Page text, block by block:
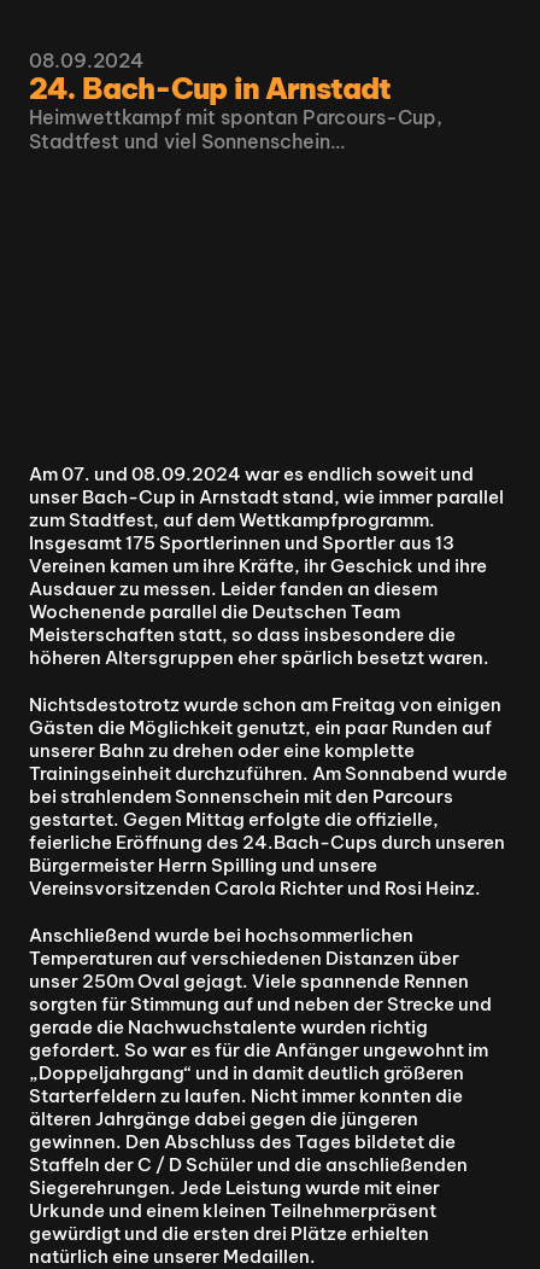
24. Bach-Cup in Arnstadt
Heimwettkampf mit spontan Parcours-Cup,
Stadtfest und viel Sonnenschein‍…
08.09.2024
Am 07. und 08.09.2024 war es endlich soweit und
unser Bach-Cup in Arnstadt stand, wie immer parallel
zum Stadtfest, auf dem Wettkampfprogramm.
Insgesamt 175 Sportlerinnen und Sportler aus 13
Vereinen kamen um ihre Kräfte, ihr Geschick und ihre
Ausdauer zu messen. Leider fanden an diesem
Wochenende parallel die Deutschen Team
Meisterschaften statt, so dass insbesondere die
höheren Altersgruppen eher spärlich besetzt waren.
Nichtsdestotrotz wurde schon am Freitag von einigen
Gästen die Möglichkeit genutzt, ein paar Runden auf
unserer Bahn zu drehen oder eine komplette
Trainingseinheit durchzuführen. Am Sonnabend wurde
bei strahlendem Sonnenschein mit den Parcours
gestartet. Gegen Mittag erfolgte die offizielle,
feierliche Eröffnung des 24.Bach-Cups durch unseren
Bürgermeister Herrn Spilling und unsere
Vereinsvorsitzenden Carola Richter und Rosi Heinz.
Anschließend wurde bei hochsommerlichen
Temperaturen auf verschiedenen Distanzen über
unser 250m Oval gejagt. Viele spannende Rennen
sorgten für Stimmung auf und neben der Strecke und
gerade die Nachwuchstalente wurden richtig
gefordert. So war es für die Anfänger ungewohnt im
„Doppeljahrgang“ und in damit deutlich größeren
Starterfeldern zu laufen. Nicht immer konnten die
älteren Jahrgänge dabei gegen die jüngeren
gewinnen. Den Abschluss des Tages bildetet die
Staffeln der C / D Schüler und die anschließenden
Siegerehrungen. Jede Leistung wurde mit einer
Urkunde und einem kleinen Teilnehmerpräsent
gewürdigt und die ersten drei Plätze erhielten
natürlich eine unserer Medaillen.